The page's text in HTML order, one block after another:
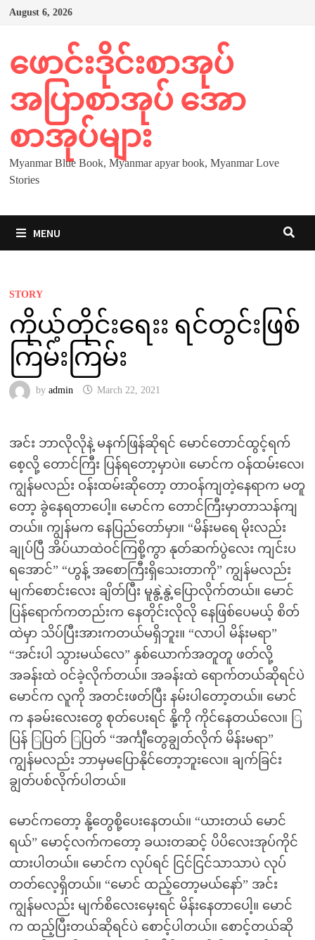
Skip
August 6, 2026
ဖောင်းဒိုင်းစာအုပ်
အပြာစာအုပ် အော
စာအုပ်များ
Myanmar Blue Book, Myanmar apyar book, Myanmar Love
Stories
MENU
STORY
ကိုယ့်တိုင်းရေးး ရင်တွင်းဖြစ်
ကြမ်းကြမ်း
by admin March 22, 2021
အင်း ဘာလိုလိုနဲ့ မနက်ဖြန်ဆိုရင် မောင်တောင်ထွင့်ရက်
စေ့လို့ တောင်ကြီး ပြန်ရတော့မှာပဲ။ မောင်က ဝန်ထမ်းလေ၊
ကျွန်မလည်း ဝန်းထမ်းဆိုတော့ တာဝန်ကျတဲ့နေရာက မတူ
တော့ ခွဲနေရတာပေါ့။ မောင်က တောင်ကြီးမှာတာသန်ကျ
တယ်။ ကျွန်မက နေပြည်တော်မှာ။ “မိန်းမရေ မိုးလည်း
ချုပ်ပြီ အိပ်ယာထဲဝင်ကြစို့ကွာ နုတ်ဆက်ပွဲလေး ကျင်းပ
ရအောင်” “ဟွန့် အစောကြီးရှိသေးတာကို” ကျွန်မလည်း
မျက်စောင်းလေး ချိတ်ပြီး မူနွဲ့နွဲ့ပြောလိုက်တယ်။ မောင်
ပြန်ရောက်ကတည်းက နေတိုင်းလိုလို နေဖြစ်ပေမယ့် စိတ်
ထဲမှာ သိပ်ပြီးအားကတယ်မရှိဘူး။ “လာပါ မိန်းမရာ”
“အင်းပါ သွားမယ်လေ” နှစ်ယောက်အတူတူ ဖတ်လို့
အခန်းထဲ ဝင်ခဲ့လိုက်တယ်။ အခန်းထဲ ရောက်တယ်ဆိုရင်ပဲ
မောင်က လူကို အတင်းဖတ်ပြီး နမ်းပါတော့တယ်။ မောင်
က နခမ်းလေးတွေ စုတ်ပေးရင် နို့ကို ကိုင်နေတယ်လေ။ ြ
ပြန် ြပြတ် ြပြတ် “အင်္ကျီတွေချွတ်လိုက် မိန်းမရာ”
ကျွန်မလည်း ဘာမှမပြောနိုင်တော့ဘူးလေ။ ချက်ခြင်း
ချွတ်ပစ်လိုက်ပါတယ်။
မောင်ကတော့ နို့တွေစို့ပေးနေတယ်။ “ယားတယ် မောင်
ရယ်” မောင့်လက်ကတော့ ခယးတဆင့် ပိပိလေးအုပ်ကိုင်
ထားပါတယ်။ မောင်က လုပ်ရင် ငြင်ငြင်သာသာပဲ လုပ်
တတ်လေ့ရှိတယ်။ “မောင် ထည့်တော့မယ်နော်” အင်း
ကျွန်မလည်း မျက်စိလေးမှေးရင် မိန်းနေတာပေါ့။ မောင်
က ထည့်ပြီးတယ်ဆိုရင်ပဲ စောင့်ပါတယ်။ စောင့်တယ်ဆို